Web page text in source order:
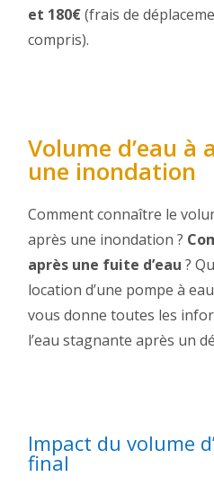
et 180€(frais de
compris).
Volume d’eau à
une inondation
Comment connaître le
après une inondation ?
après une fuite d’eau ?
location d’une pompe à
vous donne toutes les
l’eau stagnante après un
Impact du volume
final